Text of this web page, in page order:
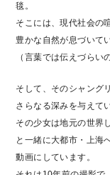
毯。
そこには、現代社会の
豊かな自然が息づいて
（言葉では伝えづらい
そして、そのシャング
さらなる深みを与えて
その少女は地元の世界
と一緒に大都市・上海
動画にしています。